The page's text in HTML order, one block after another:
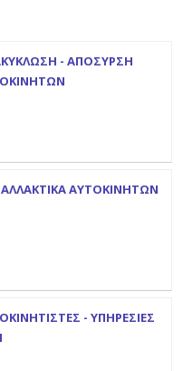
- ΑΠΟΣΥΡΣΗ
ΑΥΤΟΚΙΝΗΤΩΝ
- ΥΠΗΡΕΣΙΕΣ